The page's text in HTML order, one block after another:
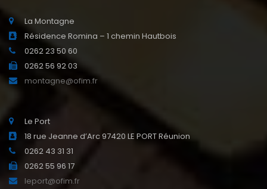
La Montagne
Résidence Romina – 1 chemin Hautbois
0262 23 50 60
0262 56 92 03
montagne@ofim.fr
Le Port
18 rue Jeanne d’Arc 97420 LE PORT Réunion
0262 43 31 31
0262 55 96 17
leport@ofim.fr